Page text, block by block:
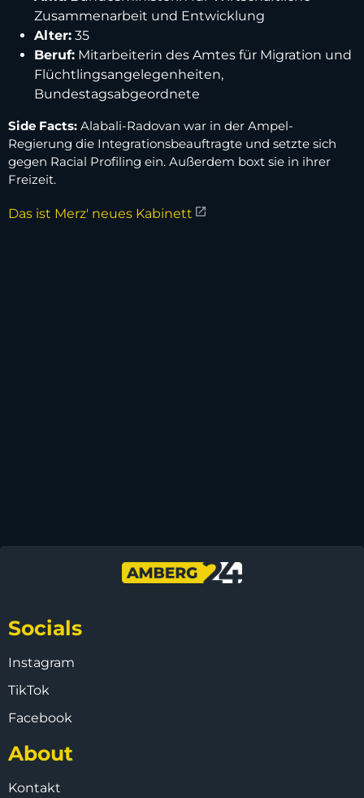
Zusammenarbeit und Entwicklung
Alter: 35
Beruf: Mitarbeiterin des Amtes für Migration und
Flüchtlingsangelegenheiten,
Bundestagsabgeordnete
Side Facts: Alabali-Radovan war in der Ampel-
Regierung die Integrationsbeauftragte und setzte sich
gegen Racial Profiling ein. Außerdem boxt sie in ihrer
Freizeit.
Das ist Merz' neues Kabinett
Socials
Instagram
TikTok
Facebook
About
Kontakt